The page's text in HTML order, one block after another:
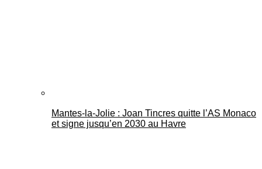
Mantes-la-Jolie : Joan Tincres quitte l’AS Monaco
et signe jusqu’en 2030 au Havre